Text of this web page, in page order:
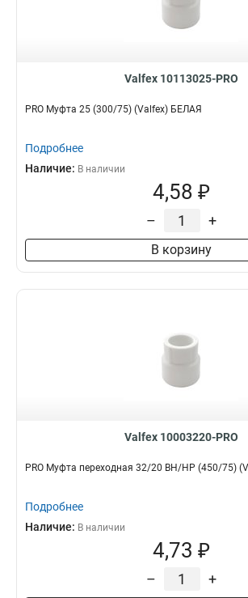
Valfex 10113025-PRO
PRO Муфта 25 (300/75) (Valfex) БЕЛАЯ
Подробнее
Наличие: В наличии
4,58 ₽
– +
В корзину
Valfex 10003220-PRO
PRO Муфта переходная 32/20 ВН/НР (450/75)
Подробнее
Наличие: В наличии
4,73 ₽
– +